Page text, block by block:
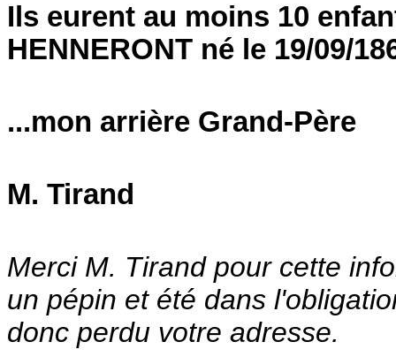
Ils eurent au moins 10
HENNERONT né le 19/09/
...mon arrière Grand-Père
M. Tirand
Merci M. Tirand pour cette
un pépin et été dans
donc perdu votre adresse.